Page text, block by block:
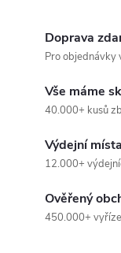
Doprava
Pro objednávky
Vše máme
40.000+ kusů
Výdejní místa
12.000+
Ověřený
450.000+